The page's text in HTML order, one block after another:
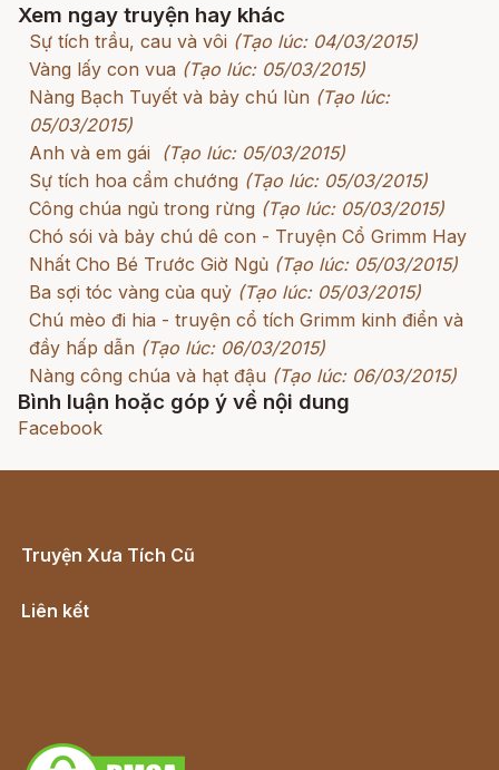
Xem ngay truyện hay khác
Sự tích trầu, cau và vôi (Tạo lúc: 04/03/2015)
Vàng lấy con vua (Tạo lúc: 05/03/2015)
Nàng Bạch Tuyết và bảy chú lùn (Tạo lúc:
05/03/2015)
Anh và em gái
(Tạo lúc: 05/03/2015)
Sự tích hoa cẩm chướng (Tạo lúc: 05/03/2015)
Công chúa ngủ trong rừng (Tạo lúc: 05/03/2015)
Chó sói và bảy chú dê con - Truyện Cổ Grimm Hay
Nhất Cho Bé Trước Giờ Ngủ (Tạo lúc: 05/03/2015)
Ba sợi tóc vàng của quỷ (Tạo lúc: 05/03/2015)
Chú mèo đi hia - truyện cổ tích Grimm kinh điển và
đầy hấp dẫn (Tạo lúc: 06/03/2015)
Nàng công chúa và hạt đậu (Tạo lúc: 06/03/2015)
Bình luận hoặc góp ý về nội dung
Facebook
Truyện Xưa Tích Cũ
Liên kết